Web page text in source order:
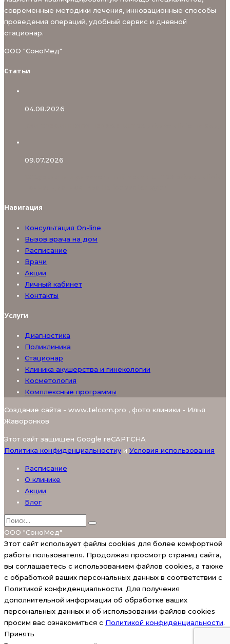
современные методики лечения, инновационные способы
проведения операций, удобный сервис и дневной
стационар.
ООО "СоноМед"
Статьи
04.08.2026
09.07.2026
Навигация
Консультация On-line
Вызов врача на дом
Расписание
Врачи
Акции
Личный кабинет
Контакты
Услуги
Диагностика
Поликлиника
Стационар
Клиника акушерства и гинекологии
Косметология
Комплексные программы
Создание сайта - www.telcom.pro , фото клиники - Илья
Жаворонков
Этот сайт защищен Google reCAPTCHA
Политика конфиденциальностиy и Условия использования
Расписание
О клинике
Акции
Блог
ООО "СоноМед"
Этот сайт использует файлы cookies для более комфортной
работы пользователя. Продолжая просмотр страниц сайта,
вы соглашаетесь с использованием файлов cookies, а также
с обработкой ваших персональных данных в соответствии с
Политикой конфиденциальности. Для получения
дополнительной информации об обработке ваших
персональных данных и об использовании файлов cookies
просим вас ознакомиться с Политикой конфиденциальности.
Принять